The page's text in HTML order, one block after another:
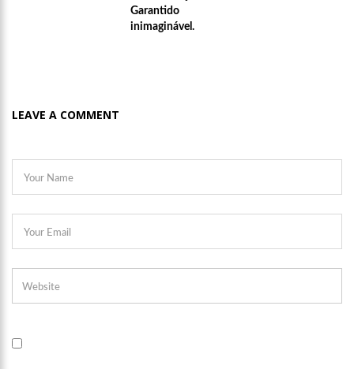
Garantido
inimaginável.
LEAVE A COMMENT